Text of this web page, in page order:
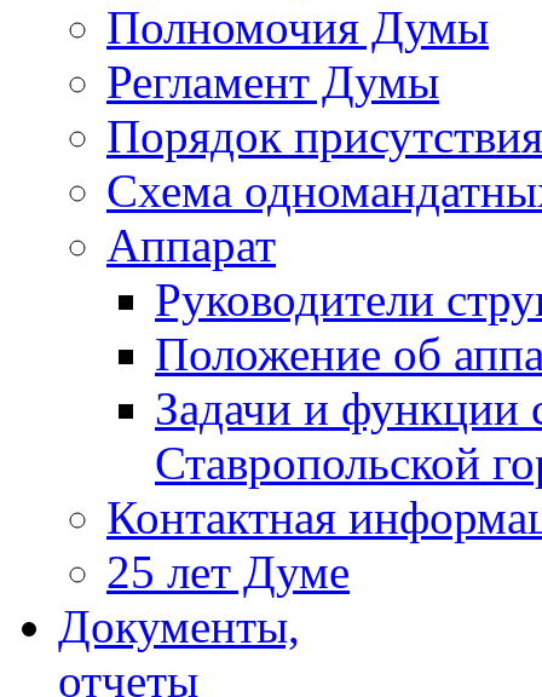
Полномочия Думы
Регламент Думы
Порядок
Схема
Аппарат
Руководители
Положение об
Задачи и функции
Ставропольской
Контактная
25 лет Думе
Документы,
отчеты